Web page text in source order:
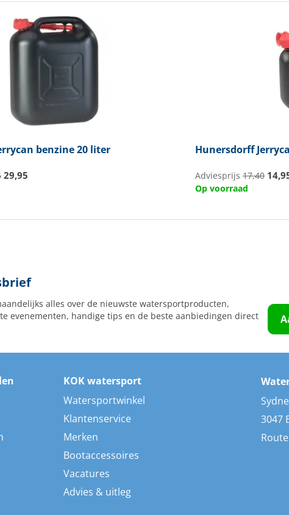
benzine 20 liter
29,95
Hunersdorff
Adviesprijs17,40
Op voorraad
alles over de nieuwste watersportproducten,
evenementen, handige tips en de beste aanbiedingen direct
KOK watersport
Watersportwinkel
Klantenservice
Merken
Bootaccessoires
Vacatures
Advies & uitleg
3047
Route